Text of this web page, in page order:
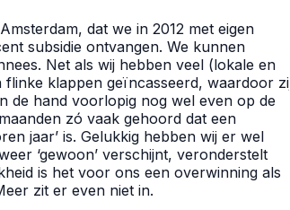
dat we in 2012 met eigen
subsidie ontvangen. We kunnen
Net als wij hebben veel (lokale en
flinke klappen geïncasseerd, waardoor zij
de hand voorlopig nog wel even op de
zó vaak gehoord dat een
jaar’ is. Gelukkig hebben wij er wel
‘gewoon’ verschijnt, veronderstelt
is het voor ons een overwinning als
zit er even niet in.